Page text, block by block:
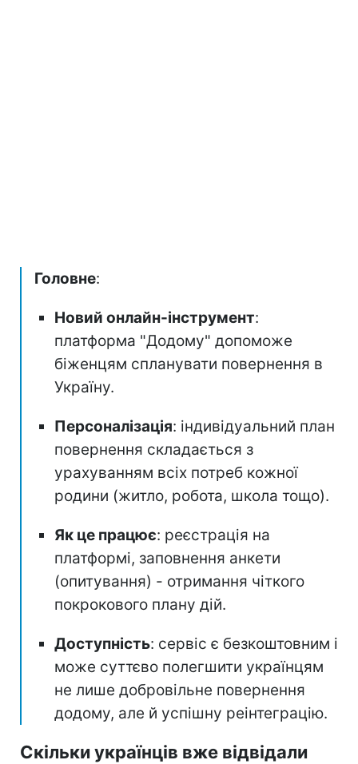
Головне:
Новий онлайн-інструмент:
платформа "Додому" допоможе
біженцям спланувати повернення в
Україну.
Персоналізація: індивідуальний план
повернення складається з
урахуванням всіх потреб кожної
родини (житло, робота, школа тощо).
Як це працює: реєстрація на
платформі, заповнення анкети
(опитування) - отримання чіткого
покрокового плану дій.
Доступність: сервіс є безкоштовним і
може суттєво полегшити українцям
не лише добровільне повернення
додому, але й успішну реінтеграцію.
Скільки українців вже відвідали